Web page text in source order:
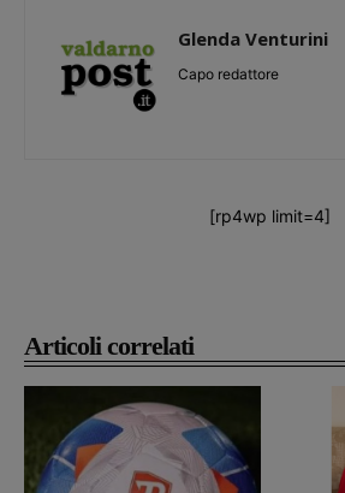
Articoli correlati
Glenda Venturini
Capo redattore
[rp4wp limit=4]